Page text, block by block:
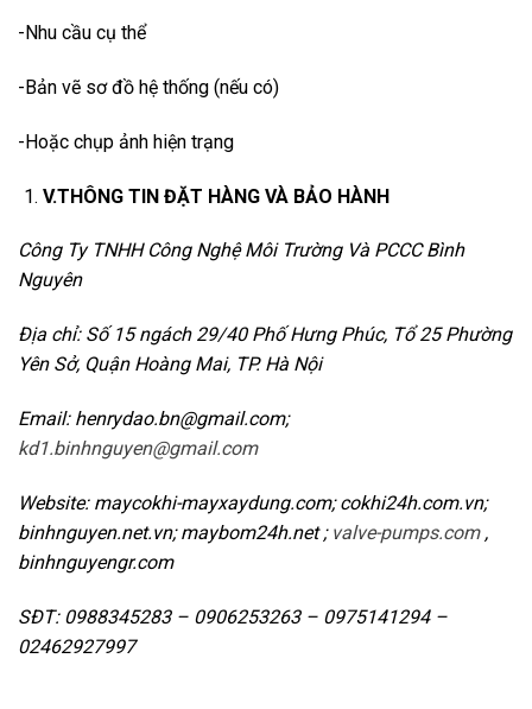
-Nhu cầu cụ thể
-Bản vẽ sơ đồ hệ thống (nếu có)
-Hoặc chụp ảnh hiện trạng
V.THÔNG TIN ĐẶT HÀNG VÀ BẢO HÀNH
Công Ty TNHH Công Nghệ Môi Trường Và PCCC Bình
Nguyên
Địa chỉ: Số 15 ngách 29/40 Phố Hưng Phúc, Tổ 25 Phường
Yên Sở, Quận Hoàng Mai, TP. Hà Nội
Email: henrydao.bn@gmail.com;
kd1.binhnguyen@gmail.com
Website: maycokhi-mayxaydung.com; cokhi24h.com.vn;
binhnguyen.net.vn; maybom24h.net ; valve-pumps.com,
binhnguyengr.com
SĐT: 0988345283 – 0906253263 – 0975141294 –
02462927997